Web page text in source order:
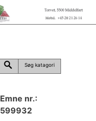
Søg katagori
Emne nr.:
599932